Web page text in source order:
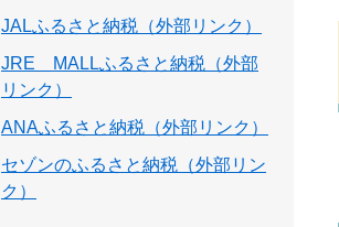
JALふるさと納税（外部リンク）
JRE MALLふるさと納税（外部
リンク）
ANAふるさと納税（外部リンク）
セゾンのふるさと納税（外部リン
ク）